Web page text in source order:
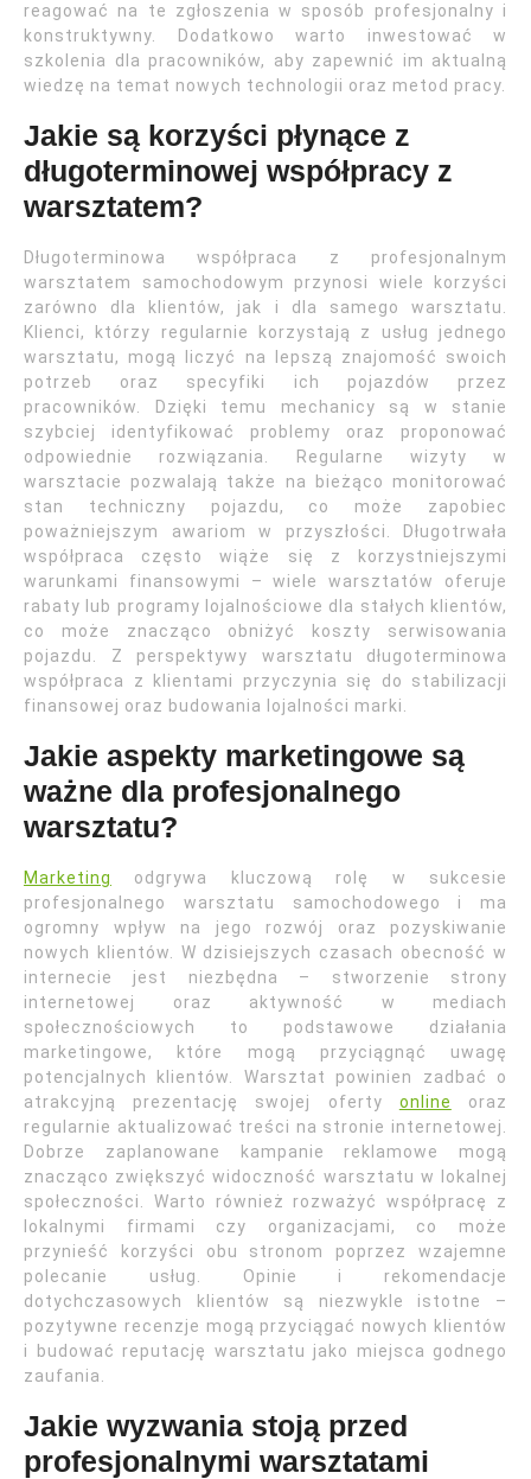
reagować na te zgłoszenia w sposób profesjonalny i
konstruktywny. Dodatkowo warto inwestować w
szkolenia dla pracowników, aby zapewnić im aktualną
wiedzę na temat nowych technologii oraz metod pracy.
Jakie są korzyści płynące z
długoterminowej współpracy z
warsztatem?
Długoterminowa współpraca z profesjonalnym
warsztatem samochodowym przynosi wiele korzyści
zarówno dla klientów, jak i dla samego warsztatu.
Klienci, którzy regularnie korzystają z usług jednego
warsztatu, mogą liczyć na lepszą znajomość swoich
potrzeb oraz specyfiki ich pojazdów przez
pracowników. Dzięki temu mechanicy są w stanie
szybciej identyfikować problemy oraz proponować
odpowiednie rozwiązania. Regularne wizyty w
warsztacie pozwalają także na bieżąco monitorować
stan techniczny pojazdu, co może zapobiec
poważniejszym awariom w przyszłości. Długotrwała
współpraca często wiąże się z korzystniejszymi
warunkami finansowymi – wiele warsztatów oferuje
rabaty lub programy lojalnościowe dla stałych klientów,
co może znacząco obniżyć koszty serwisowania
pojazdu. Z perspektywy warsztatu długoterminowa
współpraca z klientami przyczynia się do stabilizacji
finansowej oraz budowania lojalności marki.
Jakie aspekty marketingowe są
ważne dla profesjonalnego
warsztatu?
Marketing
odgrywa kluczową rolę w sukcesie
profesjonalnego warsztatu samochodowego i ma
ogromny wpływ na jego rozwój oraz pozyskiwanie
nowych klientów. W dzisiejszych czasach obecność w
internecie jest niezbędna – stworzenie strony
internetowej oraz aktywność w mediach
społecznościowych to podstawowe działania
marketingowe, które mogą przyciągnąć uwagę
potencjalnych klientów. Warsztat powinien zadbać o
atrakcyjną prezentację swojej oferty online
oraz
regularnie aktualizować treści na stronie internetowej.
Dobrze zaplanowane kampanie reklamowe mogą
znacząco zwiększyć widoczność warsztatu w lokalnej
społeczności. Warto również rozważyć współpracę z
lokalnymi firmami czy organizacjami, co może
przynieść korzyści obu stronom poprzez wzajemne
polecanie usług. Opinie i rekomendacje
dotychczasowych klientów są niezwykle istotne –
pozytywne recenzje mogą przyciągać nowych klientów
i budować reputację warsztatu jako miejsca godnego
zaufania.
Jakie wyzwania stoją przed
profesjonalnymi warsztatami